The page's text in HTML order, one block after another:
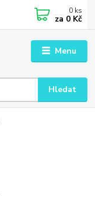
Menu
Hledat
0 ks
za 0 Kč